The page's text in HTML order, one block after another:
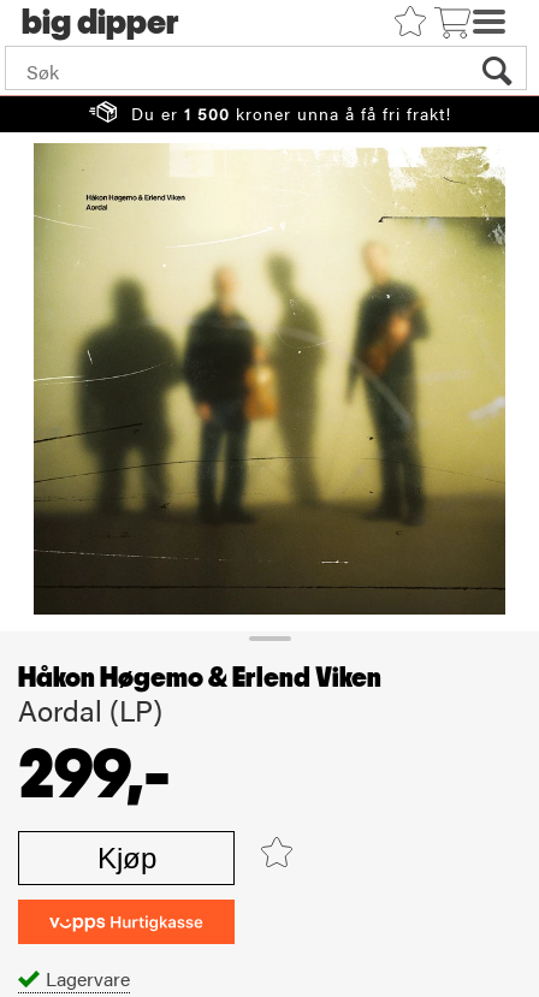
big
Du er 1 500 kroner unna å få fri frakt!
Håkon Høgemo & Erlend Viken
Aordal (LP)
299,-
Kjøp
Lagervare